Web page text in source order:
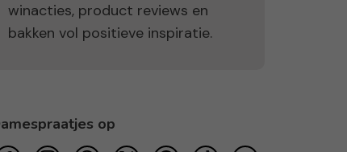
winacties, product reviews en
bakken vol positieve inspiratie.
op